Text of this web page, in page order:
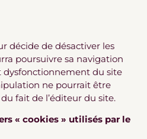
décide de désactiver les
poursuivre sa navigation
dysfonctionnement du site
ne pourrait être
fait de l’éditeur du site.
« cookies » utilisés par le